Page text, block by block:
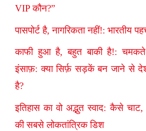
VIP कौन?”
पासपोर्ट है, नागरिकता नहीं!: भारतीय
काफी हुआ है, बहुत बाकी है!: चमकते
इंसाफ़: क्या सिर्फ़ सड़कें बन जाने से देश
है?
इतिहास का वो अद्भुत स्वाद: कैसे
की सबसे लोकतांत्रिक डिश